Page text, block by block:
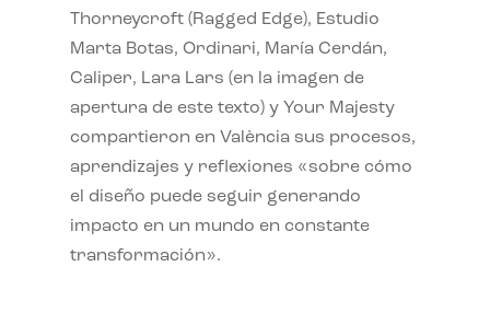
Thorneycroft (Ragged Edge), Estudio
Marta Botas, Ordinari, María Cerdán,
Caliper, Lara Lars (en la imagen de
apertura de este texto) y Your Majesty
compartieron en València sus procesos,
aprendizajes y reflexiones «sobre cómo
el diseño puede seguir generando
impacto en un mundo en constante
transformación».